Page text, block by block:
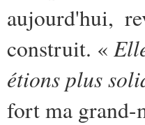
aujourd'hui,
construit. «
étions plus
fort ma grand-